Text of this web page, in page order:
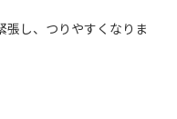
し、つりやすくなりま